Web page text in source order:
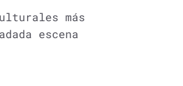
más
escena